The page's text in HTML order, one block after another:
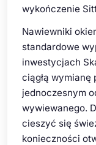
wykończenie
Nawiewniki
standardowe
inwestycjach
ciągłą
jednoczesnym
wywiewanego.
cieszyć się
konieczności